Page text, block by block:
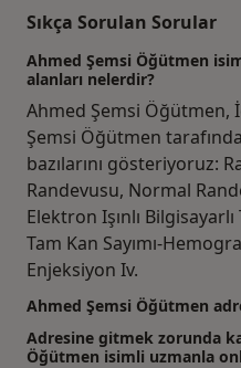
Sıkça Sorulan Sorular
Ahmed Şemsi Öğütmen
alanları nelerdir?
Ahmed Şemsi Öğütmen,
Şemsi Öğütmen
bazılarını gösteriyoruz:
Randevusu, Normal
Elektron Işınlı
Tam Kan Sayımı-
Enjeksiyon Iv.
Ahmed Şemsi Öğütmen
Adresine gitmek zorunda
Öğütmen isimli uzmanla